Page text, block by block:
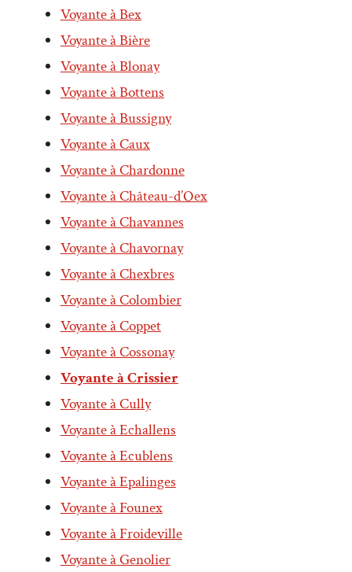
Voyante à Bex
Voyante à Bière
Voyante à Blonay
Voyante à Bottens
Voyante à Bussigny
Voyante à Caux
Voyante à Chardonne
Voyante à Château-d’Oex
Voyante à Chavannes
Voyante à Chavornay
Voyante à Chexbres
Voyante à Colombier
Voyante à Coppet
Voyante à Cossonay
Voyante à Crissier
Voyante à Cully
Voyante à Echallens
Voyante à Ecublens
Voyante à Epalinges
Voyante à Founex
Voyante à Froideville
Voyante à Genolier